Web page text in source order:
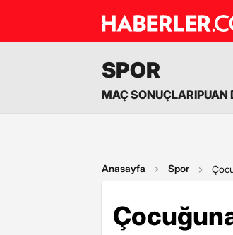
SPOR
MAÇ SONUÇLARIPUAN
Anasayfa Spor